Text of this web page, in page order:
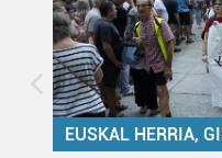
EUSKAL HERRIA,